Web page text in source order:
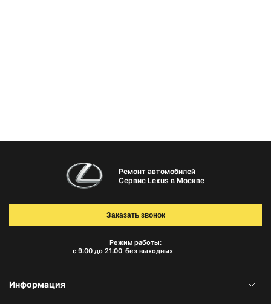
Ремонт автомобилей
Сервис Lexus в Москве
Режим работы:
с 9:00 до 21:00 без выходных
Заказать звонок
Информация